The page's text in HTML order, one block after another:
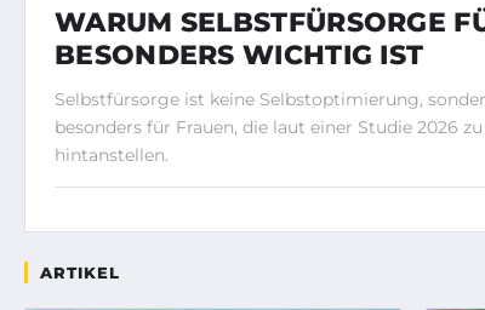
WARUM SELBSTFÜRSORGE
BESONDERS WICHTIG IST
Selbstfürsorge ist keine Selbstoptimierung,
besonders für Frauen, die laut einer Studie 2026
hintanstellen.
ARTIKEL